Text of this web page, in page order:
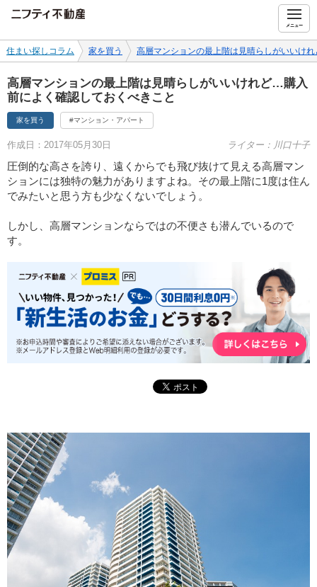
メニュー
住まい探しコラム 家を買う 高層マンションの最上階は見晴らしがいいけ
高層マンションの最上階は見晴らしがいいけれど…購入
前によく確認しておくべきこと
家を買う #マンション・アパート
作成日：2017年05月30日 ライター：川口十子
圧倒的な高さを誇り、遠くからでも飛び抜けて見える高層マン
ションには独特の魅力がありますよね。その最上階に1度は住ん
でみたいと思う方も少なくないでしょう。
しかし、高層マンションならではの不便さも潜んでいるので
す。